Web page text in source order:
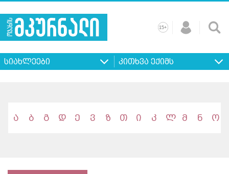
შესახებ ხშირად
კითხვები
15+
სიახლეები კითხვა ექიმს
ა ბ გ დ ე ვ ზ თ ი კ ლ მ ნ ო